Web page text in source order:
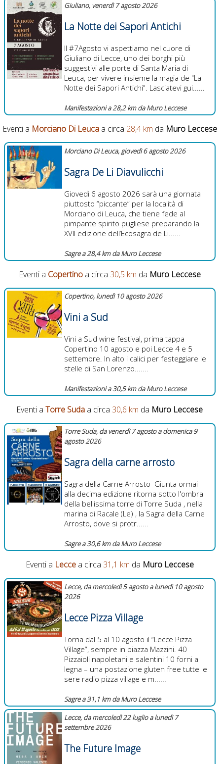
Giuliano, venerdì 7 agosto 2026
La Notte dei Sapori Antichi
Il #7Agosto vi aspettiamo nel cuore di
Giuliano di Lecce, uno dei borghi più
suggestivi alle porte di Santa Maria di
Leuca, per vivere insieme la magia de "La
Notte dei Sapori Antichi". Lasciatevi gui......
Manifestazioni a 28,2 km da Muro Leccese
Eventi a Morciano Di Leucaa circa 28,4 km da Muro Leccese
Morciano Di Leuca, giovedì 6 agosto 2026
Sagra De Li Diavulicchi
Giovedì 6 agosto 2026 sarà una giornata
piuttosto “piccante” per la località di
Morciano di Leuca, che tiene fede al
pimpante spirito pugliese preparando la
XVII edizione dell’Ecosagra de Li......
Sagre a 28,4 km da Muro Leccese
Eventi a Copertinoa circa 30,5 km da Muro Leccese
Copertino, lunedì 10 agosto 2026
Vini a Sud
Vini a Sud wine festival, prima tappa
Copertino 10 agosto e poi Lecce 4 e 5
settembre. In alto i calici per festeggiare le
stelle di San Lorenzo.......
Manifestazioni a 30,5 km da Muro Leccese
Eventi aTorre Suda a circa 30,6 km da Muro Leccese
Torre Suda, da venerdì 7 agosto a domenica 9
agosto 2026
Sagra della carne arrosto
Sagra della Carne Arrosto Giunta ormai
alla decima edizione ritorna sotto l'ombra
della bellissima torre di Torre Suda , nella
marina di Racale (Le) , la Sagra della Carne
Arrosto, dove si protr......
Sagre a 30,6 km da Muro Leccese
Eventi a Leccea circa 31,1 km da Muro Leccese
Lecce, da mercoledì 5 agosto a lunedì 10 agosto
2026
Lecce Pizza Village
Torna dal 5 al 10 agosto il “Lecce Pizza
Village”, sempre in piazza Mazzini. 40
Pizzaioli napoletani e salentini 10 forni a
legna – una postazione gluten free tutte le
sere radio pizza village e m......
Sagre a 31,1 km da Muro Leccese
Lecce, da mercoledì 22 luglio a lunedì 7
settembre 2026
The Future Image